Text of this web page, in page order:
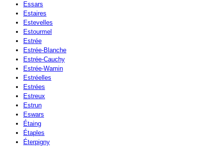
Essars
Estaires
Estevelles
Estourmel
Estrée
Estrée-Blanche
Estrée-Cauchy
Estrée-Wamin
Estréelles
Estrées
Estreux
Estrun
Eswars
Étaing
Étaples
Éterpigny